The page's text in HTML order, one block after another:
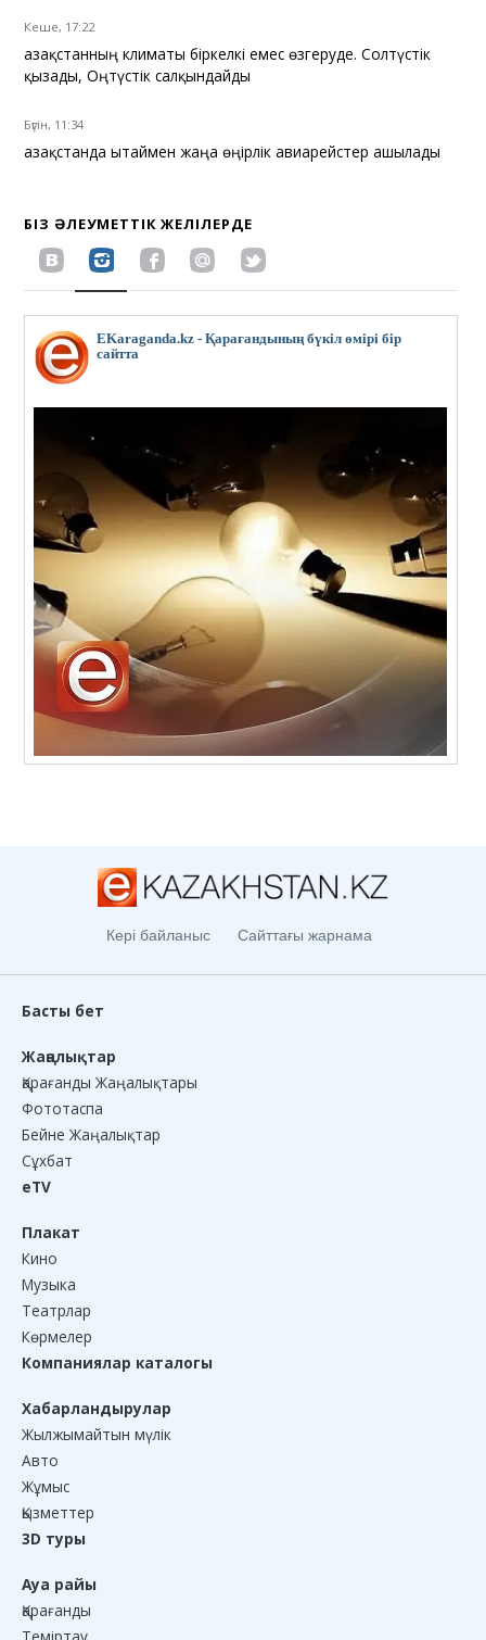
Кеше, 17:22
Қазақстанның климаты біркелкі емес өзгеруде. Солтүстік
қызады, Оңтүстік салқындайды
Бүгін, 11:34
Қазақстанда Қытаймен жаңа өңірлік авиарейстер ашылады
БІЗ ӘЛЕУМЕТТІК ЖЕЛІЛЕРДЕ
EKaraganda.kz - Қарағандының бүкіл өмірі бір
сайтта
Кері байланыс Сайттағы жарнама
Басты бет
Жаңалықтар
Қарағанды Жаңалықтары
Фототаспа
Бейне Жаңалықтар
Сұхбат
eTV
Плакат
Кино
Музыка
Театрлар
Көрмелер
Компаниялар каталогы
Хабарландырулар
Жылжымайтын мүлік
Авто
Жұмыс
Қызметтер
3D туры
Ауа райы
Қарағанды